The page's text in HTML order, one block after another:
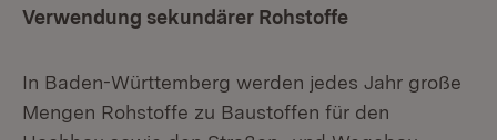
Verwendung sekundärer Rohstoffe
In Baden-Württemberg werden jedes Jahr große
Mengen Rohstoffe zu Baustoffen für den